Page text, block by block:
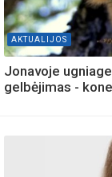
AKTUALIJOS
Jonavoje
gelbėjimas -